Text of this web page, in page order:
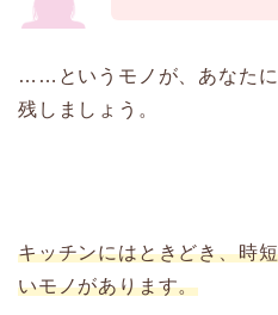
……というモノが、あなたに
残しましょう。
キッチンにはときどき、時
いモノがあります。